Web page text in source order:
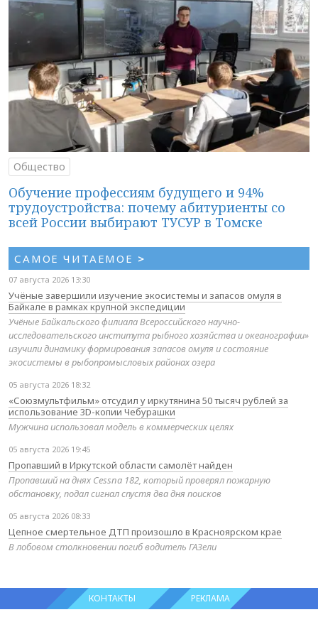
Общество
Обучение профессиям будущего и 94%
трудоустройства: почему абитуриенты со
всей России выбирают ТУСУР в Томске
САМОЕ ЧИТАЕМОЕ >
07 августа 2026 13:30
Учёные завершили изучение экосистемы и запасов омуля в
Байкале в рамках крупной экспедиции
Учёные Байкальского филиала Всероссийского научно-
исследовательского института рыбного хозяйства и океанографии»
изучили динамику формирования запасов омуля и состояние
экосистемы в рыбопромысловых районах озера
05 августа 2026 18:32
«Союзмультфильм» отсудил у иркутянина 50 тысяч рублей за
использование 3D-копии Чебурашки
Мужчина использовал модель в коммерческих целях
05 августа 2026 19:45
Пропавший в Иркутской области самолёт найден
Пропавший на днях Cessna 182, который проверял пожарную
обстановку, подал сигнал спустя два дня поисков
05 августа 2026 08:33
Цепное смертельное ДТП произошло в Красноярском крае
В лобовом столкновении погиб водитель ГАЗели
КОНТАКТЫ РЕКЛАМА